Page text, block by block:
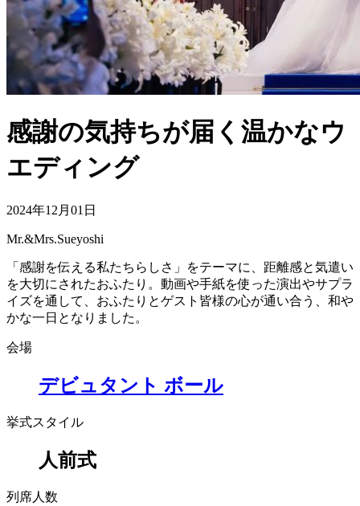
感謝の気持ちが届く温かなウ
エディング
2024年12月01日
Mr.&Mrs.Sueyoshi
「感謝を伝える私たちらしさ」をテーマに、距離感と気遣い
を大切にされたおふたり。動画や手紙を使った演出やサプラ
イズを通して、おふたりとゲスト皆様の心が通い合う、和や
かな一日となりました。
会場
デビュタント ボール
挙式スタイル
人前式
列席人数